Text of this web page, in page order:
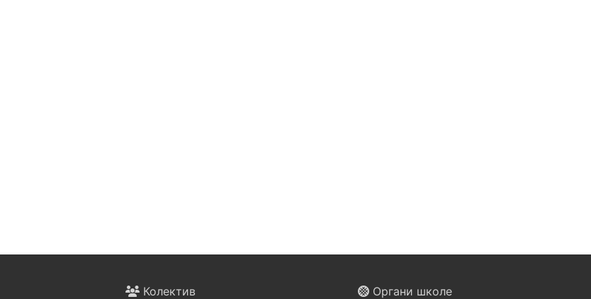
Колектив Органи школе